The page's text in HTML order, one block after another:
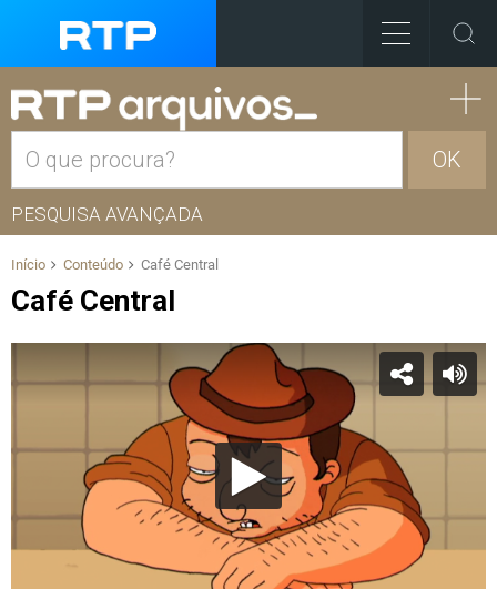
OK
PESQUISA AVANÇADA
Início Conteúdo Café Central
Café Central